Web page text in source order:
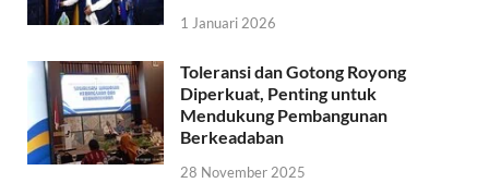
1 Januari 2026
Toleransi dan Gotong Royong
Diperkuat, Penting untuk
Mendukung Pembangunan
Berkeadaban
28 November 2025